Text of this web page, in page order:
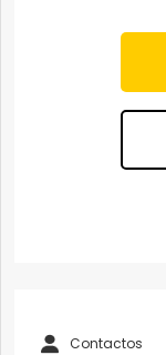
Contactos